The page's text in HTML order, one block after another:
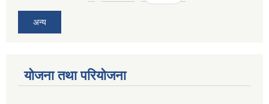
अन्य
योजना तथा परियोजना